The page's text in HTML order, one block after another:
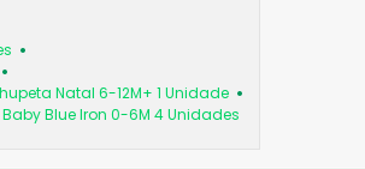
Natal 6-12M+ 1 Unidade
Blue Iron 0-6M 4 Unidades